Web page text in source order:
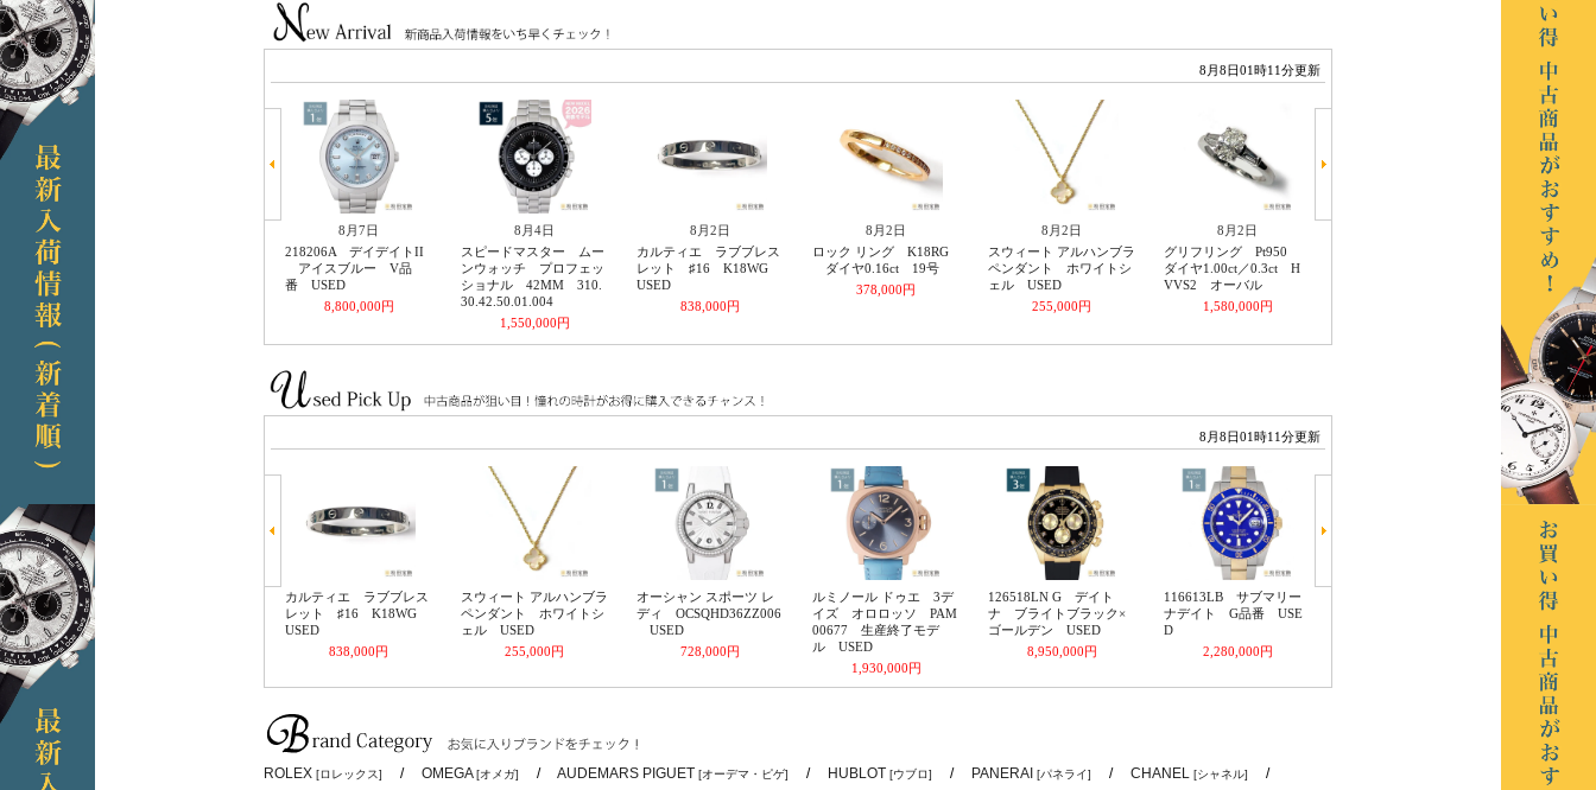
ROLEX [ロレックス] / OMEGA [オメガ] / AUDEMARS PIGUET [オーデマ・ピゲ] / HUBLOT [ウブロ] / PANERAI [パネライ] / CHANEL [シャネル]
/